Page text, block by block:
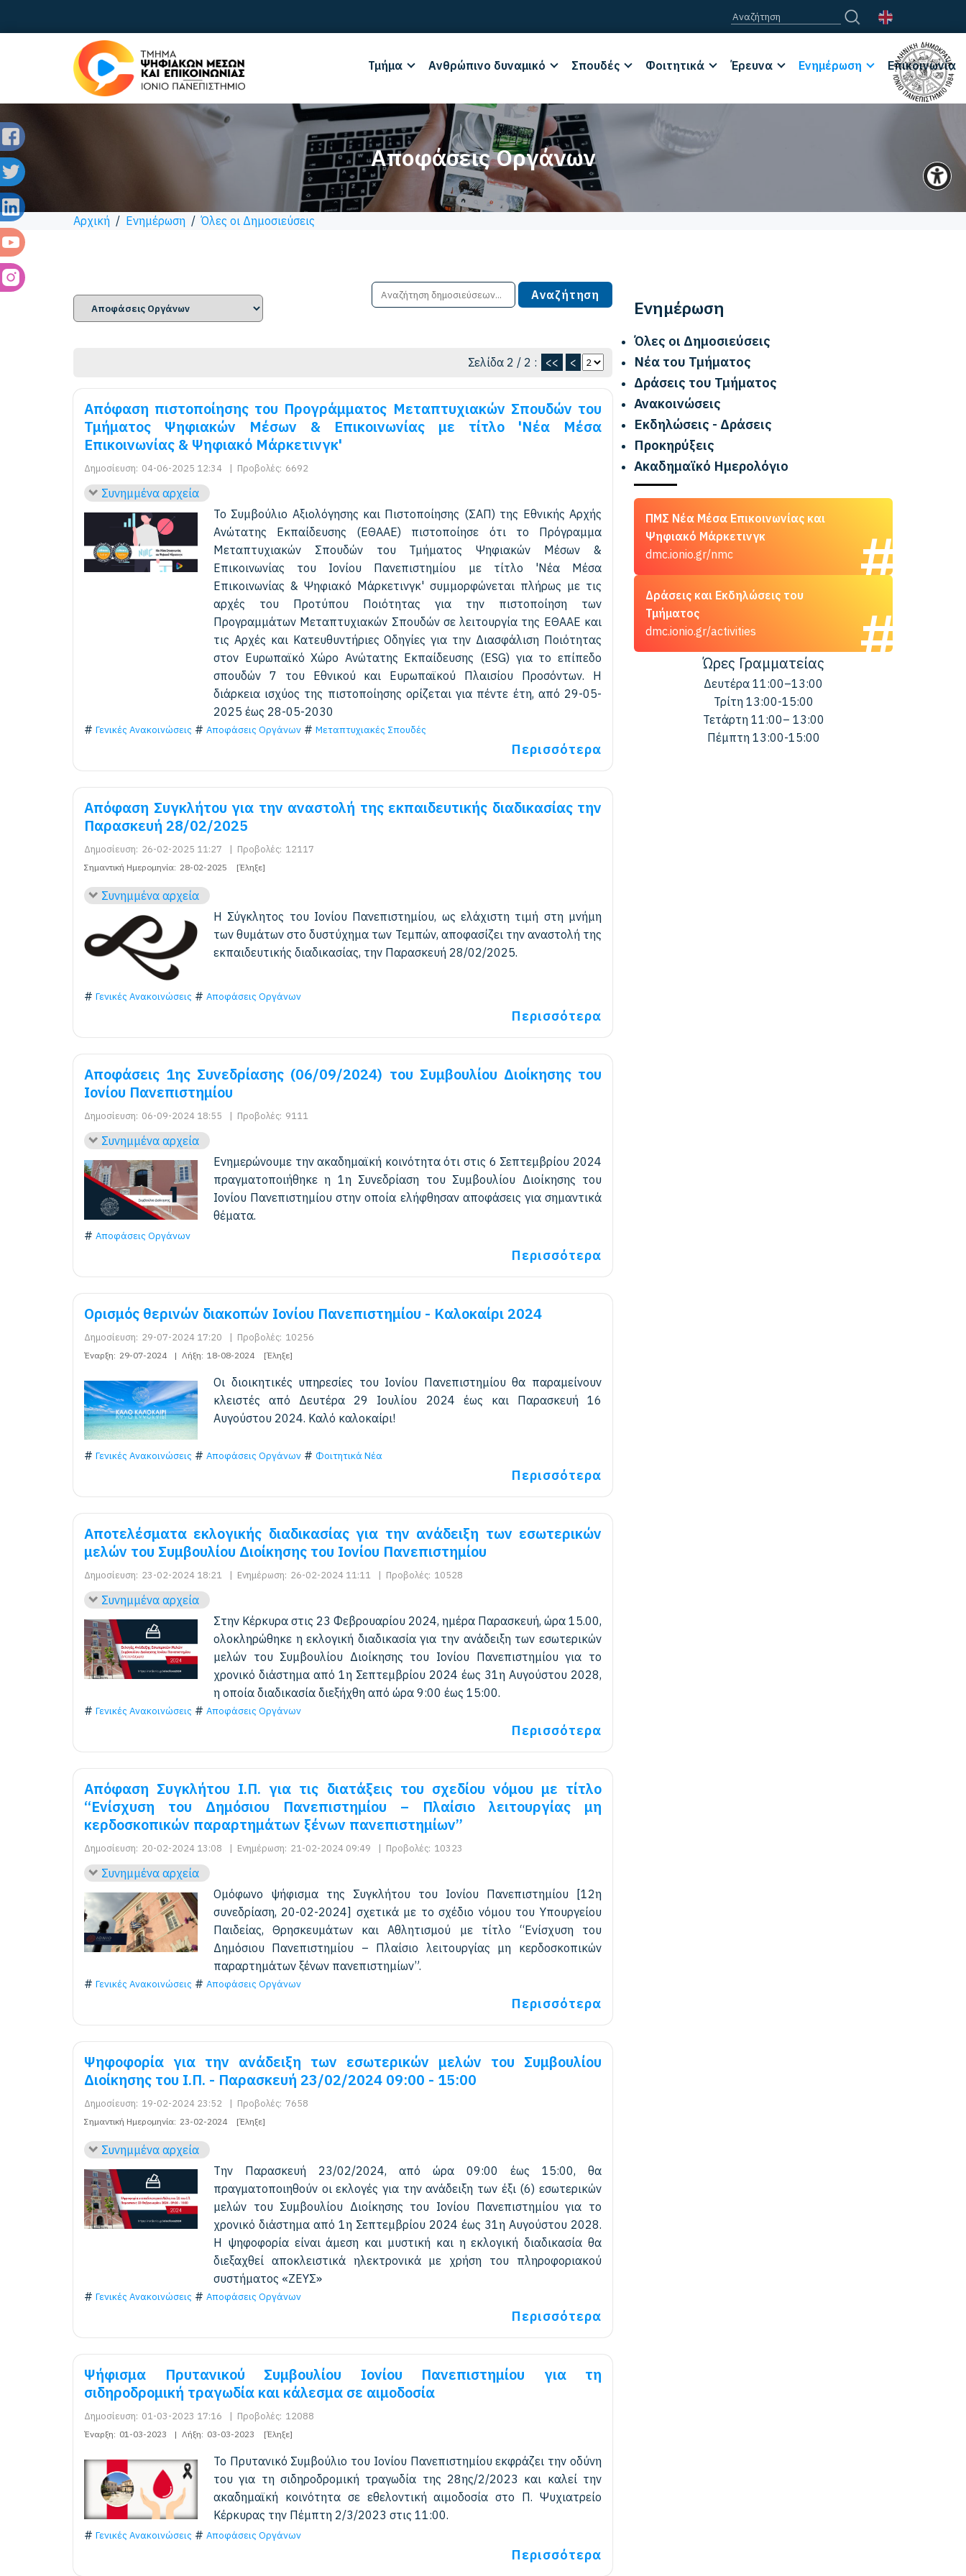
Τμήμα Ανθρώπινο δυναμικό Σπουδές Φοιτητικά Έρευνα Ενημέρωση Επικοινωνία
Αποφάσεις Οργάνων
Αρχική / Ενημέρωση /Όλες οι Δημοσιεύσεις
Σελίδα 2 / 2 : << <
Απόφαση πιστοποίησης του Προγράμματος Μεταπτυχιακών Σπουδών του
Τμήματος Ψηφιακών Μέσων & Επικοινωνίας με τίτλο 'Νέα Μέσα
Επικοινωνίας & Ψηφιακό Μάρκετινγκ'
Δημοσίευση: 04-06-2025 12:34 | Προβολές: 6692
Συνημμένα αρχεία
Το Συμβούλιο Αξιολόγησης και Πιστοποίησης (ΣΑΠ) της Εθνικής Αρχής
Ανώτατης Εκπαίδευσης (ΕΘΑΑΕ) πιστοποίησε ότι το Πρόγραμμα
Μεταπτυχιακών Σπουδών του Τμήματος Ψηφιακών Μέσων &
Επικοινωνίας του Ιονίου Πανεπιστημίου με τίτλο 'Νέα Μέσα
Επικοινωνίας & Ψηφιακό Μάρκετινγκ' συμμορφώνεται πλήρως με τις
αρχές του Προτύπου Ποιότητας για την πιστοποίηση των
Προγραμμάτων Μεταπτυχιακών Σπουδών σε λειτουργία της ΕΘΑΑΕ και
τις Αρχές και Κατευθυντήριες Οδηγίες για την Διασφάλιση Ποιότητας
στον Ευρωπαϊκό Χώρο Ανώτατης Εκπαίδευσης (ΕSG) για το επίπεδο
σπουδών 7 του Εθνικού και Ευρωπαϊκού Πλαισίου Προσόντων. Η
διάρκεια ισχύος της πιστοποίησης ορίζεται για πέντε έτη, από 29-05-
2025 έως 28-05-2030
Γενικές Ανακοινώσεις Αποφάσεις Οργάνων Μεταπτυχιακές Σπουδές
Περισσότερα
Απόφαση Συγκλήτου για την αναστολή της εκπαιδευτικής διαδικασίας την
Παρασκευή 28/02/2025
Δημοσίευση: 26-02-2025 11:27 | Προβολές: 12117
Σημαντική Ημερομηνία: 28-02-2025 [Έληξε]
Συνημμένα αρχεία
Η Σύγκλητος του Ιονίου Πανεπιστημίου, ως ελάχιστη τιμή στη μνήμη
των θυμάτων στο δυστύχημα των Τεμπών, αποφασίζει την αναστολή της
εκπαιδευτικής διαδικασίας, την Παρασκευή 28/02/2025.
Γενικές Ανακοινώσεις Αποφάσεις Οργάνων
Περισσότερα
Αποφάσεις 1ης Συνεδρίασης (06/09/2024) του Συμβουλίου Διοίκησης του
Ιονίου Πανεπιστημίου
Δημοσίευση: 06-09-2024 18:55 | Προβολές: 9111
Συνημμένα αρχεία
Ενημερώνουμε την ακαδημαϊκή κοινότητα ότι στις 6 Σεπτεμβρίου 2024
πραγματοποιήθηκε η 1η Συνεδρίαση του Συμβουλίου Διοίκησης του
Ιονίου Πανεπιστημίου στην οποία ελήφθησαν αποφάσεις για σημαντικά
θέματα.
Αποφάσεις Οργάνων
Περισσότερα
Ορισμός θερινών διακοπών Ιονίου Πανεπιστημίου - Καλοκαίρι 2024
Δημοσίευση: 29-07-2024 17:20 | Προβολές: 10256
Έναρξη: 29-07-2024 | Λήξη: 18-08-2024 [Έληξε]
Οι διοικητικές υπηρεσίες του Ιονίου Πανεπιστημίου θα παραμείνουν
κλειστές από Δευτέρα 29 Ιουλίου 2024 έως και Παρασκευή 16
Αυγούστου 2024. Καλό καλοκαίρι!
Γενικές Ανακοινώσεις Αποφάσεις Οργάνων Φοιτητικά Νέα
Περισσότερα
Αποτελέσματα εκλογικής διαδικασίας για την ανάδειξη των εσωτερικών
μελών του Συμβουλίου Διοίκησης του Ιονίου Πανεπιστημίου
Δημοσίευση: 23-02-2024 18:21 | Ενημέρωση: 26-02-2024 11:11 | Προβολές: 10528
Συνημμένα αρχεία
Στην Κέρκυρα στις 23 Φεβρουαρίου 2024, ημέρα Παρασκευή, ώρα 15.00,
ολοκληρώθηκε η εκλογική διαδικασία για την ανάδειξη των εσωτερικών
μελών του Συμβουλίου Διοίκησης του Ιονίου Πανεπιστημίου για το
χρονικό διάστημα από 1η Σεπτεμβρίου 2024 έως 31η Αυγούστου 2028,
η οποία διαδικασία διεξήχθη από ώρα 9:00 έως 15:00.
Γενικές Ανακοινώσεις Αποφάσεις Οργάνων
Περισσότερα
Απόφαση Συγκλήτου Ι.Π. για τις διατάξεις του σχεδίου νόμου με τίτλο
“Ενίσχυση του Δημόσιου Πανεπιστημίου – Πλαίσιο λειτουργίας μη
κερδοσκοπικών παραρτημάτων ξένων πανεπιστημίων”
Δημοσίευση: 20-02-2024 13:08 | Ενημέρωση: 21-02-2024 09:49 | Προβολές: 10323
Συνημμένα αρχεία
Ομόφωνο ψήφισμα της Συγκλήτου του Ιονίου Πανεπιστημίου [12η
συνεδρίαση, 20-02-2024] σχετικά με το σχέδιο νόμου του Υπουργείου
Παιδείας, Θρησκευμάτων και Αθλητισμού με τίτλο “Ενίσχυση του
Δημόσιου Πανεπιστημίου – Πλαίσιο λειτουργίας μη κερδοσκοπικών
παραρτημάτων ξένων πανεπιστημίων”.
Γενικές Ανακοινώσεις Αποφάσεις Οργάνων
Περισσότερα
Ψηφοφορία για την ανάδειξη των εσωτερικών μελών του Συμβουλίου
Διοίκησης του Ι.Π. - Παρασκευή 23/02/2024 09:00 - 15:00
Δημοσίευση: 19-02-2024 23:52 | Προβολές: 7658
Σημαντική Ημερομηνία: 23-02-2024 [Έληξε]
Συνημμένα αρχεία
Την Παρασκευή 23/02/2024, από ώρα 09:00 έως 15:00, θα
πραγματοποιηθούν οι εκλογές για την ανάδειξη των έξι (6) εσωτερικών
μελών του Συμβουλίου Διοίκησης του Ιονίου Πανεπιστημίου για το
χρονικό διάστημα από 1η Σεπτεμβρίου 2024 έως 31η Αυγούστου 2028.
Η ψηφοφορία είναι άμεση και μυστική και η εκλογική διαδικασία θα
διεξαχθεί αποκλειστικά ηλεκτρονικά με χρήση του πληροφοριακού
συστήματος «ΖΕΥΣ»
Γενικές Ανακοινώσεις Αποφάσεις Οργάνων
Περισσότερα
Ψήφισμα Πρυτανικού Συμβουλίου Ιονίου Πανεπιστημίου για τη
σιδηροδρομική τραγωδία και κάλεσμα σε αιμοδοσία
Δημοσίευση: 01-03-2023 17:16 | Προβολές: 12088
Έναρξη: 01-03-2023 | Λήξη: 03-03-2023 [Έληξε]
Το Πρυτανικό Συμβούλιο του Ιονίου Πανεπιστημίου εκφράζει την οδύνη
του για τη σιδηροδρομική τραγωδία της 28ης/2/2023 και καλεί την
ακαδημαϊκή κοινότητα σε εθελοντική αιμοδοσία στο Π. Ψυχιατρείο
Κέρκυρας την Πέμπτη 2/3/2023 στις 11:00.
Γενικές Ανακοινώσεις Αποφάσεις Οργάνων
Περισσότερα
Ενημέρωση
Όλες οι Δημοσιεύσεις
Νέα του Τμήματος
Δράσεις του Τμήματος
Ανακοινώσεις
Εκδηλώσεις - Δράσεις
Προκηρύξεις
Ακαδημαϊκό Ημερολόγιο
ΠΜΣ Νέα Μέσα Επικοινωνίας και
Ψηφιακό Μάρκετινγκ
dmc.ionio.gr/nmc
Δράσεις και Εκδηλώσεις του
Τμήματος
dmc.ionio.gr/activities
Ώρες Γραμματείας
Δευτέρα 11:00–13:00
Τρίτη 13:00-15:00
Τετάρτη 11:00– 13:00
Πέμπτη 13:00-15:00